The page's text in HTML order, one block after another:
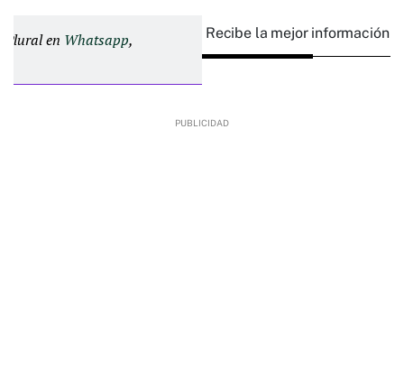
Plural en Whatsapp, Recibe la mejor información